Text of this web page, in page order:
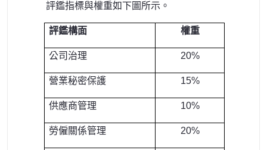
評鑑指標與權重如下圖所示。
評鑑構面 權重
公司治理 20%
營業秘密保護 15%
供應商管理 10%
勞僱關係管理 20%